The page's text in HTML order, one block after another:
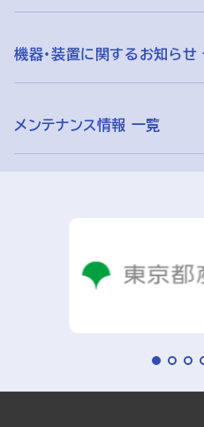
機器・装置に関するお知らせ
メンテナンス情報 一覧